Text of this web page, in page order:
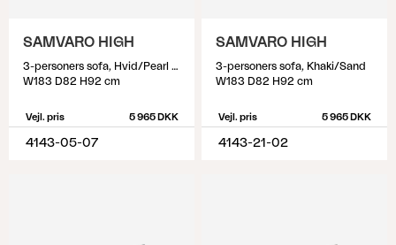
SAMVARO HIGH
3-personers sofa, Hvid/Pearl grey
W183 D82 H92 cm
Vejl. pris 5 965 DKK
4143-05-07
SAMVARO HIGH
3-personers sofa, Khaki/Sand
W183 D82 H92 cm
Vejl. pris 5 965 DKK
4143-21-02